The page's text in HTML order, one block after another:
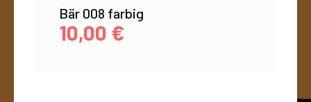
Bär 008 farbig
10,00 €